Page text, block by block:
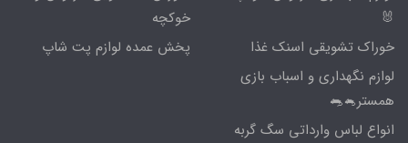
🐰
خوراک تشویقی اسنک غذا
لوازم نگهداری و اسباب بازی
همستر🐁🐀
انواع لباس وارداتی سگ گربه
خوکچه
پخش عمده لوازم پت شاپ